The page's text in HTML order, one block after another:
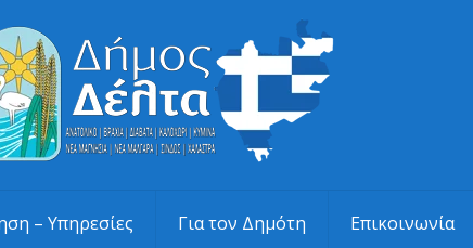
– Υπηρεσίες Για τον Δημότη Επικοινωνία